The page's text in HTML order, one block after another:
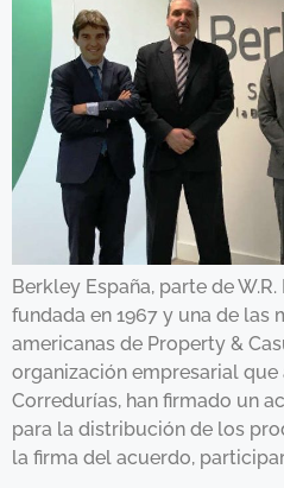
Berkley España, parte de
fundada en 1967 y una de las
americanas de Property &
organización empresarial
Corredurías, han firmado un
para la distribución de los
la firma del acuerdo,